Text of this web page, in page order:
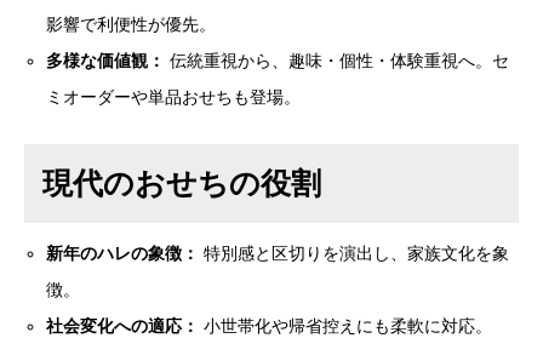
影響で利便性が優先。
多様な価値観： 伝統重視から、趣味・個性・体験重視へ。セ
ミオーダーや単品おせちも登場。
現代のおせちの役割
新年のハレの象徴： 特別感と区切りを演出し、家族文化を象
徴。
社会変化への適応： 小世帯化や帰省控えにも柔軟に対応。